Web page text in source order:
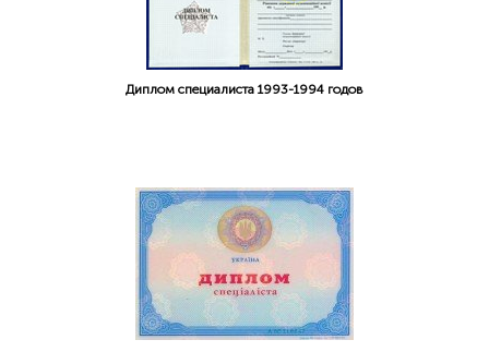
Диплом специалиста 1993-1994 годов